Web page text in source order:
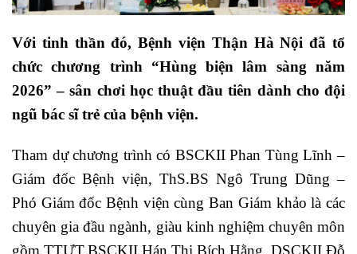
Với tinh thần đó, Bệnh viện Thận Hà Nội đã tổ
chức chương trình “Hùng biện lâm sàng năm
2026” – sân chơi học thuật đầu tiên dành cho đội
ngũ bác sĩ trẻ của bệnh viện.
Tham dự chương trình có BSCKII Phan Tùng Lĩnh –
Giám đốc Bệnh viện, ThS.BS Ngô Trung Dũng –
Phó Giám đốc Bệnh viện cùng Ban Giám khảo là các
chuyên gia đầu ngành, giàu kinh nghiệm chuyên môn
gồm TTƯT.BSCKII Hán Thị Bích Hằng, DSCKII Đỗ